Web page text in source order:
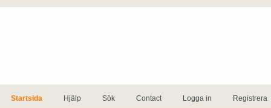
Startsida Hjälp Sök Contact Logga in Registrera